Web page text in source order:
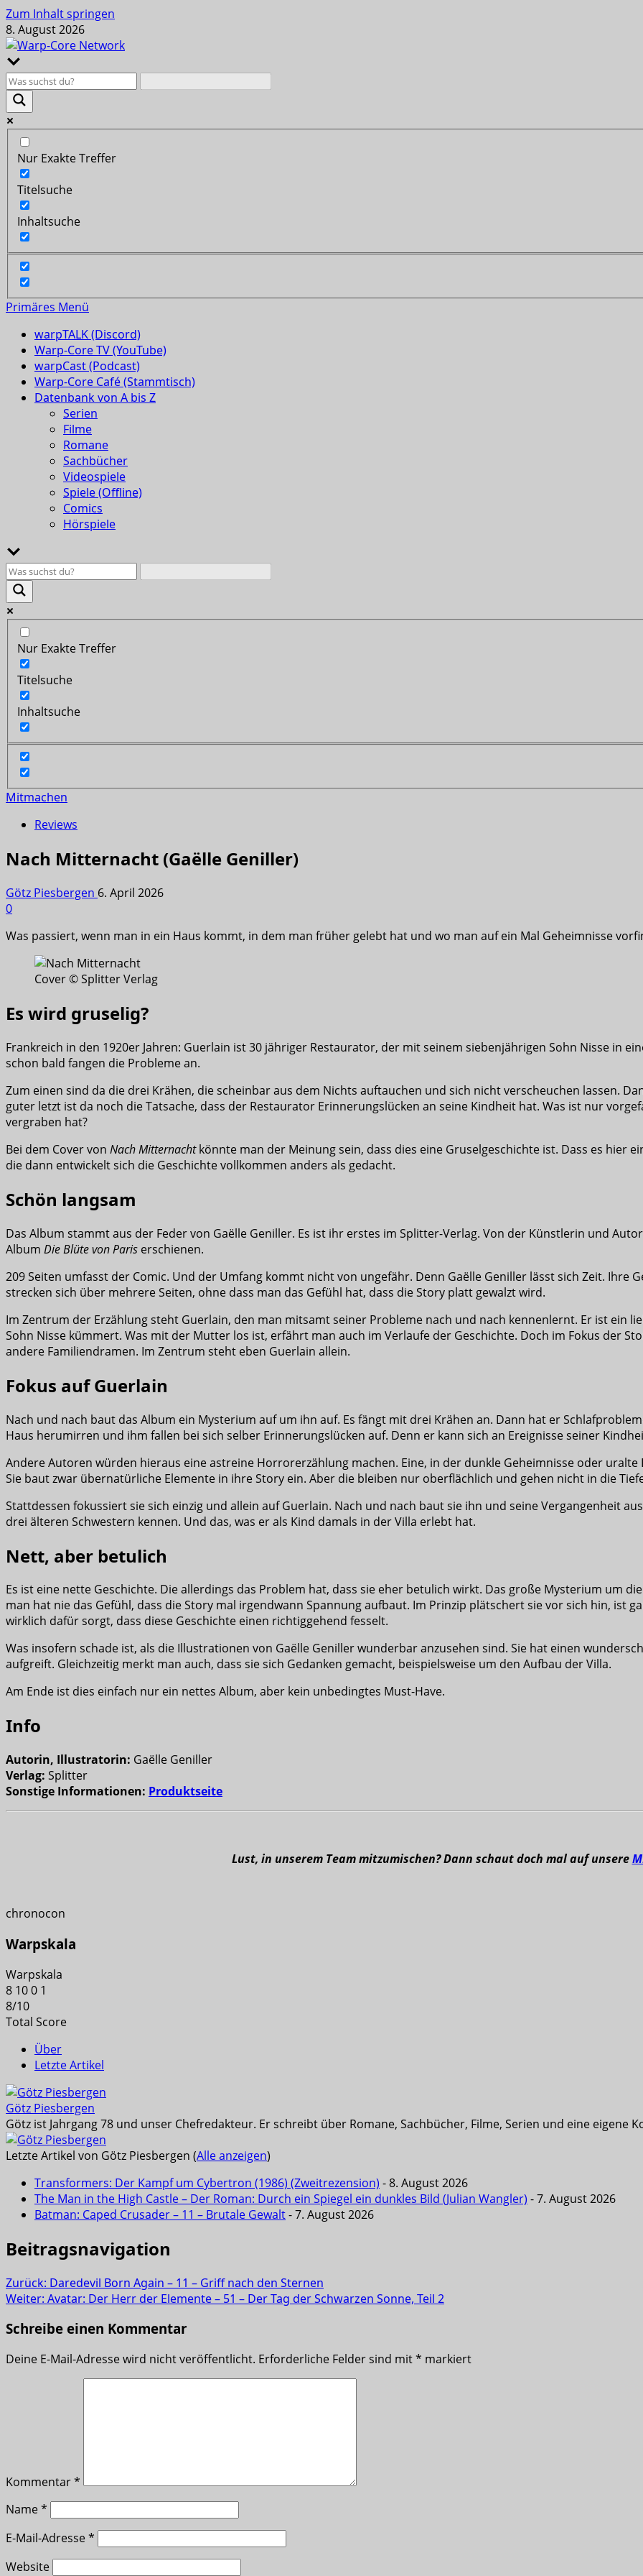
Zum Inhalt springen
8. August 2026
Nur Exakte Treffer
Titelsuche
Inhaltsuche
Primäres Menü
warpTALK (Discord)
Warp-Core TV (YouTube)
warpCast (Podcast)
Warp-Core Café (Stammtisch)
Datenbank von A bis Z
Serien
Filme
Romane
Sachbücher
Videospiele
Spiele (Offline)
Comics
Hörspiele
Nur Exakte Treffer
Titelsuche
Inhaltsuche
Mitmachen
Reviews
Nach Mitternacht (Gaëlle Geniller)
Götz Piesbergen 6. April 2026
0
Was passiert, wenn man in ein Haus kommt, in dem man früher gelebt hat und wo man auf ein Mal Geheimnisse
Cover © Splitter Verlag
Es wird gruselig?
Frankreich in den 1920er Jahren: Guerlain ist 30 jähriger Restaurator, der mit seinem siebenjährigen Sohn Nisse in
schon bald fangen die Probleme an.
Zum einen sind da die drei Krähen, die scheinbar aus dem Nichts auftauchen und sich nicht verscheuchen lassen.
guter letzt ist da noch die Tatsache, dass der Restaurator Erinnerungslücken an seine Kindheit hat. Was ist nur
vergraben hat?
Bei dem Cover von Nach Mitternachtkönnte man der Meinung sein, dass dies eine Gruselgeschichte ist. Dass es hier
die dann entwickelt sich die Geschichte vollkommen anders als gedacht.
Schön langsam
Das Album stammt aus der Feder von Gaëlle Geniller. Es ist ihr erstes im Splitter-Verlag. Von der Künstlerin und
Album Die Blüte von Paris erschienen.
209 Seiten umfasst der Comic. Und der Umfang kommt nicht von ungefähr. Denn Gaëlle Geniller lässt sich Zeit. Ihre
strecken sich über mehrere Seiten, ohne dass man das Gefühl hat, dass die Story platt gewalzt wird.
Im Zentrum der Erzählung steht Guerlain, den man mitsamt seiner Probleme nach und nach kennenlernt. Er ist ein
Sohn Nisse kümmert. Was mit der Mutter los ist, erfährt man auch im Verlaufe der Geschichte. Doch im Fokus der
andere Familiendramen. Im Zentrum steht eben Guerlain allein.
Fokus auf Guerlain
Nach und nach baut das Album ein Mysterium auf um ihn auf. Es fängt mit drei Krähen an. Dann hat er
Haus herumirren und ihm fallen bei sich selber Erinnerungslücken auf. Denn er kann sich an Ereignisse seiner
Andere Autoren würden hieraus eine astreine Horrorerzählung machen. Eine, in der dunkle Geheimnisse oder uralte
Sie baut zwar übernatürliche Elemente in ihre Story ein. Aber die bleiben nur oberflächlich und gehen nicht in die
Stattdessen fokussiert sie sich einzig und allein auf Guerlain. Nach und nach baut sie ihn und seine Vergangenheit
drei älteren Schwestern kennen. Und das, was er als Kind damals in der Villa erlebt hat.
Nett, aber betulich
Es ist eine nette Geschichte. Die allerdings das Problem hat, dass sie eher betulich wirkt. Das große Mysterium um
man hat nie das Gefühl, dass die Story mal irgendwann Spannung aufbaut. Im Prinzip plätschert sie vor sich hin, ist
wirklich dafür sorgt, dass diese Geschichte einen richtiggehend fesselt.
Was insofern schade ist, als die Illustrationen von Gaëlle Geniller wunderbar anzusehen sind. Sie hat einen
aufgreift. Gleichzeitig merkt man auch, dass sie sich Gedanken gemacht, beispielsweise um den Aufbau der Villa.
Am Ende ist dies einfach nur ein nettes Album, aber kein unbedingtes Must-Have.
Info
Autorin, Illustratorin: Gaëlle Geniller
Verlag: Splitter
Sonstige Informationen: Produktseite
Lust, in unserem Team mitzumischen? Dann schaut doch mal auf unsere
chronocon
Warpskala
Warpskala
8 100 1
8/10
Total Score
Über
Letzte Artikel
Götz Piesbergen
Götz ist Jahrgang 78 und unser Chefredakteur. Er schreibt über Romane, Sachbücher, Filme, Serien und eine eigene
Letzte Artikel von Götz Piesbergen (Alle anzeigen)
Transformers: Der Kampf um Cybertron (1986) (Zweitrezension) - 8. August 2026
The Man in the High Castle – Der Roman: Durch ein Spiegel ein dunkles Bild (Julian Wangler) - 7. August 2026
Batman: Caped Crusader – 11 – Brutale Gewalt- 7. August 2026
Beitragsnavigation
Zurück: Daredevil Born Again – 11 – Griff nach den Sternen
Weiter: Avatar: Der Herr der Elemente – 51 – Der Tag der Schwarzen Sonne, Teil 2
Schreibe einen Kommentar
Deine E-Mail-Adresse wird nicht veröffentlicht. Erforderliche Felder sind mit* markiert
Kommentar*
Name*
E-Mail-Adresse*
Website